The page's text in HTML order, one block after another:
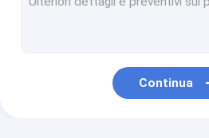
Flange della saldatura dell'incavo
Continua